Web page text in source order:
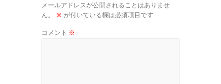
メールアドレスが公開されることはありませ
ん。
※ が付いている欄は必須項目です
コメント ※